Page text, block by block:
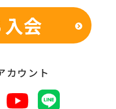
入会
カウント